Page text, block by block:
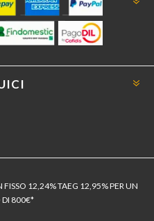
12,24% TAEG 12,95% PER UN
DI 800€*